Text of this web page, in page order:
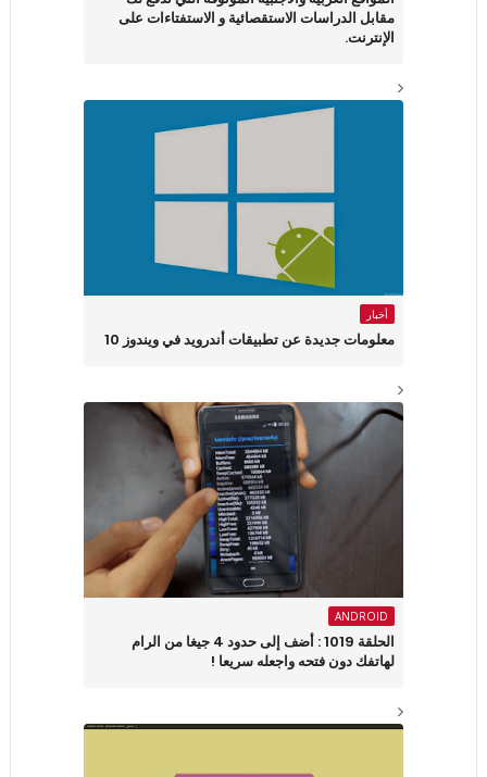
مقابل الدراسات الاستقصائية و الاستفتاءات على
الإنترنت.
أخبار
معلومات جديدة عن تطبيقات أندرويد في ويندوز 10
ANDROID
الحلقة 1019 : أضف إلى حدود 4 جيغا من الرام
لهاتفك دون فتحه واجعله سريعا !